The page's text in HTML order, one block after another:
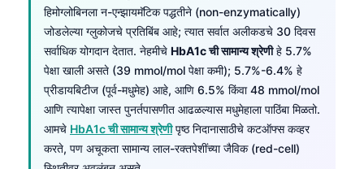
हिमोग्लोबिनला न-एन्झायमॅटिक पद्धतीने (non-enzymatically)
जोडलेल्या ग्लुकोजचे प्रतिबिंब आहे; त्यात सर्वात अलीकडचे 30 दिवस
सर्वाधिक योगदान देतात. नेहमीचे HbA1c ची सामान्य श्रेणीहे 5.7%
पेक्षा खाली असते (39 mmol/mol पेक्षा कमी); 5.7%-6.4% हे
प्रीडायबिटीज (पूर्व-मधुमेह) आहे, आणि 6.5% किंवा 48 mmol/mol
आणि त्यापेक्षा जास्त पुनर्तपासणीत आढळल्यास मधुमेहाला पाठिंबा मिळतो.
आमचे HbA1c ची सामान्य श्रेणीपृष्ठ निदानासाठीचे कटऑफ्स कव्हर
करते, पण अचूकता सामान्य लाल-रक्तपेशींच्या जैविक (red-cell)